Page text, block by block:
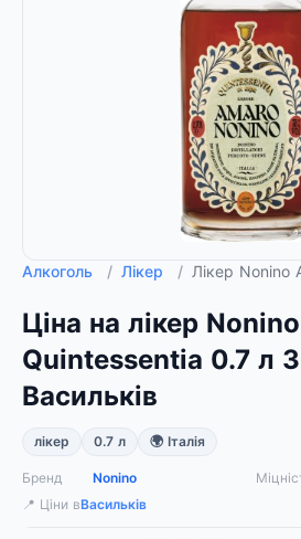
Алкоголь / Лікер / Лікер Nonino
Ціна на лікер
Quintessentia 0.7 л
Васильків
лікер 0.7 л 🌍 Італія
Бренд Nonino
📍 Ціни вВасильків